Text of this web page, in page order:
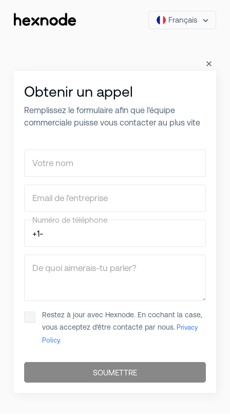
Français
Obtenir un appel
Remplissez le formulaire afin que l'équipe
commerciale puisse vous contacter au plus vite
Votre nom
Email de l'entreprise
Numéro de téléphone
De quoi aimerais-tu parler?
Restez à jour avec Hexnode. En cochant la case,
vous acceptez d'être contacté par nous. Privacy
Policy.
SOUMETTRE